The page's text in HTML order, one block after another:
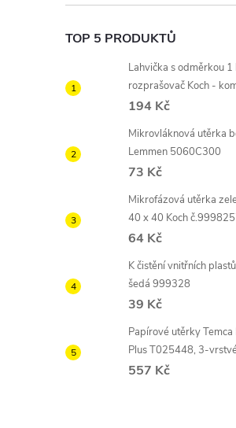
TOP 5 PRODUKTŮ
Lahvička s odměrkou 1
rozprašovač Koch -
194 Kč
Mikrovláknová utěrka
Lemmen 5060C300
73 Kč
Mikrofázová utěrka
40 x 40 Koch
64 Kč
K čistění vnitřních
šedá 999328
39 Kč
Papírové utěrky
Plus T025448, 3-
557 Kč